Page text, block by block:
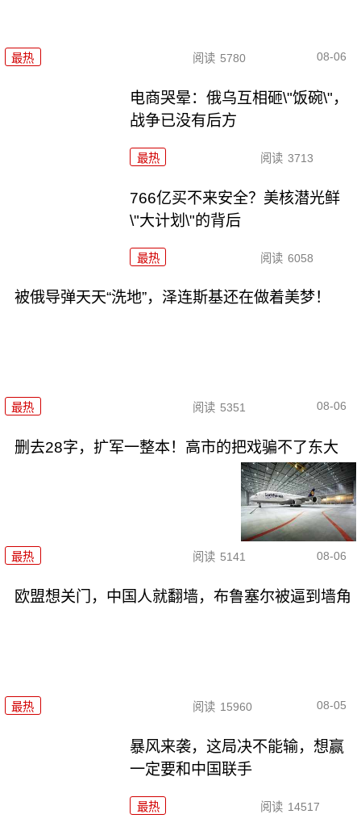
最热 阅读 5780 08-06
电商哭晕：俄乌互相砸\"饭碗\"，
战争已没有后方
最热 阅读 3713
766亿买不来安全？美核潜光鲜
\"大计划\"的背后
最热 阅读 6058
被俄导弹天天“洗地”，泽连斯基还在做着美梦！
最热 阅读 5351 08-06
删去28字，扩军一整本！高市的把戏骗不了东大
最热 阅读 5141 08-06
欧盟想关门，中国人就翻墙，布鲁塞尔被逼到墙角
最热 阅读 15960 08-05
暴风来袭，这局决不能输，想赢
一定要和中国联手
最热 阅读 14517